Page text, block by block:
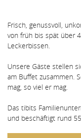
Frisch, genussvoll,
von früh bis spät über
Leckerbissen.
Unsere Gäste stellen
am Buffet zusammen.
mag, so viel er mag.
Das tibits
und beschäftigt rund